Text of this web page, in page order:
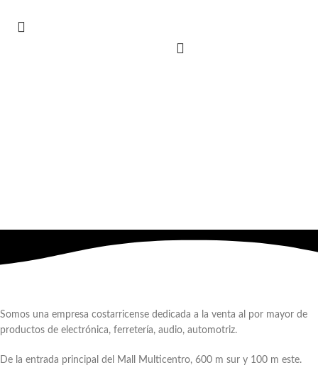
Somos una empresa costarricense dedicada a la venta al por mayor de
productos de electrónica, ferretería, audio, automotriz.
De la entrada principal del Mall Multicentro, 600 m sur y 100 m este.